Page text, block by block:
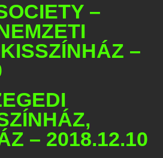
–
–
– 2018.12.10